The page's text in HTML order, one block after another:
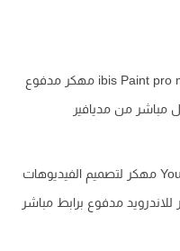
تحميل تطبيق إيبيس باينت ibis Paint pro mod Apk مهكر مدفوع
مباشر من مديافير
تحميل تطبيق يو كت YouCut Pro mod مهكر لتصميم الفيديوهات
للاندرويد مدفوع برابط مباشر